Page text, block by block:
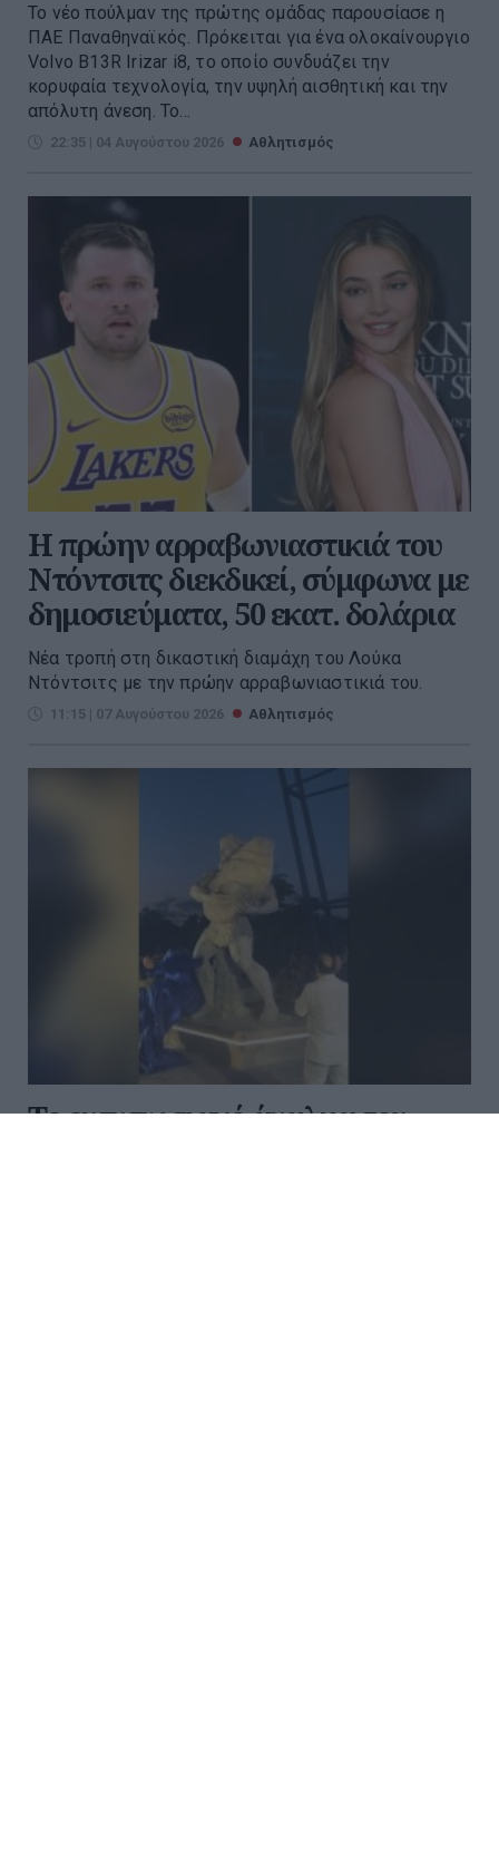
Το νέο πούλμαν της πρώτης ομάδας παρουσίασε η
ΠΑΕ Παναθηναϊκός. Πρόκειται για ένα ολοκαίνουργιο
Volvo B13R Irizar i8, το οποίο συνδυάζει την
κορυφαία τεχνολογία, την υψηλή αισθητική και την
απόλυτη άνεση. Το...
22:35 | 04 Αυγούστου 2026 Αθλητισμός
Η πρώην αρραβωνιαστικιά του
Ντόντσιτς διεκδικεί, σύμφωνα με
δημοσιεύματα, 50 εκατ. δολάρια
Νέα τροπή στη δικαστική διαμάχη του Λούκα
Ντόντσιτς με την πρώην αρραβωνιαστικιά του.
11:15 | 07 Αυγούστου 2026 Αθλητισμός
Το εντυπωσιακό άγαλμα του